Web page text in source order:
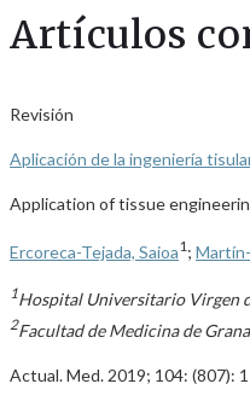
Artículos
Revisión
Aplicación de la ingeniería
Application of tissue
Ercoreca-Tejada, Saioa1 ;
1Hospital Universitario Virgen
2Facultad de Medicina de
Actual. Med. 2019; 104: (807):